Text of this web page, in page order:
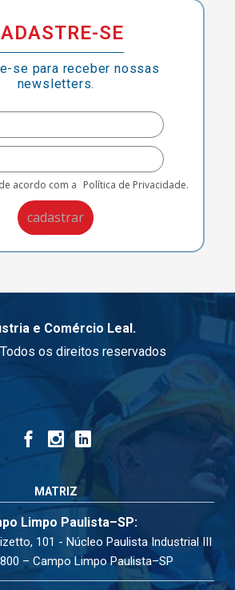
SE
se para receber nossas
newsletters.
acordo com a Política de Privacidade.
e Comércio Leal.
os direitos reservados
MATRIZ
Limpo Paulista–SP:
101 - Núcleo Paulista Industrial III
– Campo Limpo Paulista–SP